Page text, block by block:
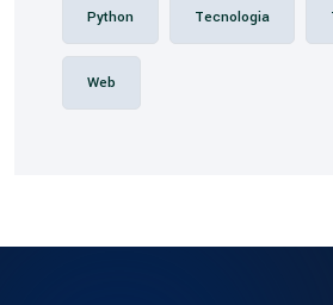
Python Tecnologia
Web